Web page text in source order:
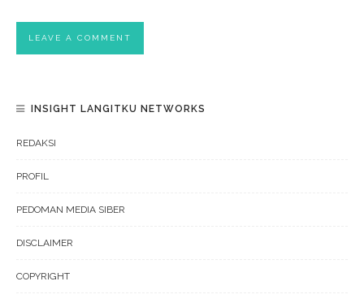
INSIGHT LANGITKU NETWORKS
REDAKSI
PROFIL
PEDOMAN MEDIA SIBER
DISCLAIMER
COPYRIGHT